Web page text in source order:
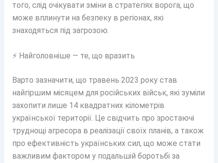
того, слід очікувати зміни в стратегіях ворога, що
може вплинути на безпеку в регіонах, які
знаходяться під загрозою.
⚡ Найголовніше — те, що вразить
Варто зазначити, що травень 2023 року став
найгіршим місяцем для російських військ, які зуміли
захопити лише 14 квадратних кілометрів
української території. Це свідчить про зростаючі
труднощі агресора в реалізації своїх планів, а також
про ефективність українських сил, що може стати
важливим фактором у подальшій боротьбі за